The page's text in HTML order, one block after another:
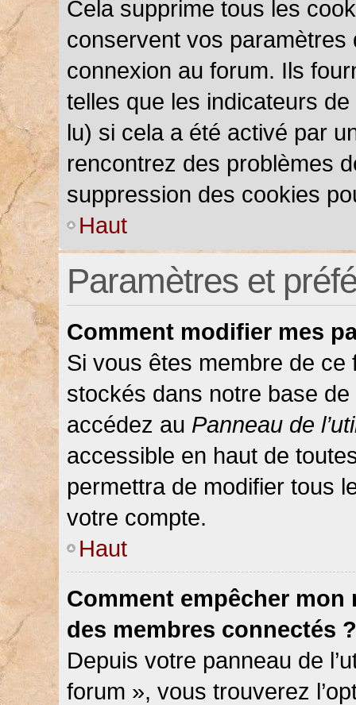
Cela supprime tous les
conservent vos paramètres
connexion au forum. Ils
telles que les indicateurs
lu) si cela a été activé par
rencontrez des problèmes
suppression des cookies
Haut
Paramètres et
Comment modifier mes
Si vous êtes membre de
stockés dans notre base
accédez au Panneau de
accessible en haut de
permettra de modifier tous
votre compte.
Haut
Comment empêcher mon
des membres connectés ?
Depuis votre panneau de
forum », vous trouverez